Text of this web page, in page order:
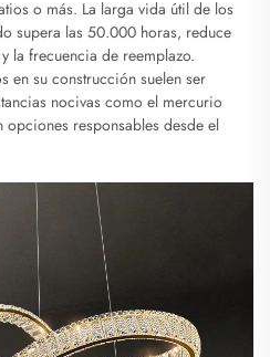
o más. La larga vida útil de los
supera las 50.000 horas, reduce
la frecuencia de reemplazo.
en su construcción suelen ser
nocivas como el mercurio
responsables desde el